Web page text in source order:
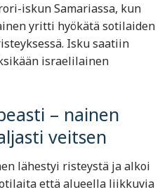
iskun Samariassa, kun
yritti hyökätä sotilaiden
Isku saatiin
israelilainen
– nainen
veitsen
lähestyi risteystä ja alkoi
että alueella liikkuvia